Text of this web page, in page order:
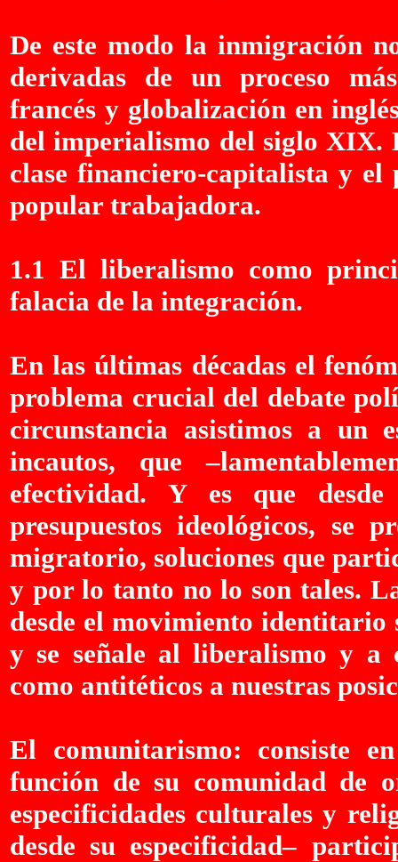
De este modo la inmigración
derivadas de un proceso
francés y globalización en
del imperialismo del siglo XIX.
clase financiero-capitalista y
popular trabajadora.
1.1 El liberalismo como
falacia de la integración.
En las últimas décadas el
problema crucial del debate
circunstancia asistimos a un
incautos, que
efectividad. Y es que
presupuestos ideológicos, se
migratorio, soluciones que
y por lo tanto no lo son tales.
desde el movimiento identitario
y se señale al liberalismo y a
como antitéticos a nuestras
El comunitarismo: consiste
función de su comunidad de
especificidades culturales y
desde su especificidad–